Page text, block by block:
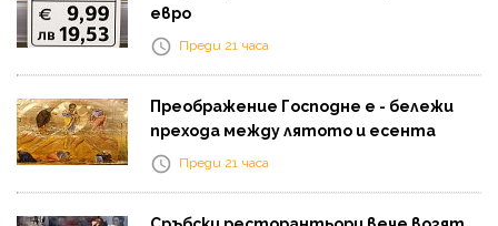
евро
Преди 21 часа
Преображение Господне е - бележи
прехода между лятото и есента
Преди 21 часа